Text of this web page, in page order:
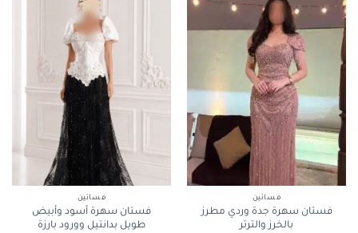
فساتين
فستان سهرة جدة وردي مطرز
بالخرز والترتر
فساتين
فستان سهرة أسود وأبيض
طويل بدانتيل وورود بارزة